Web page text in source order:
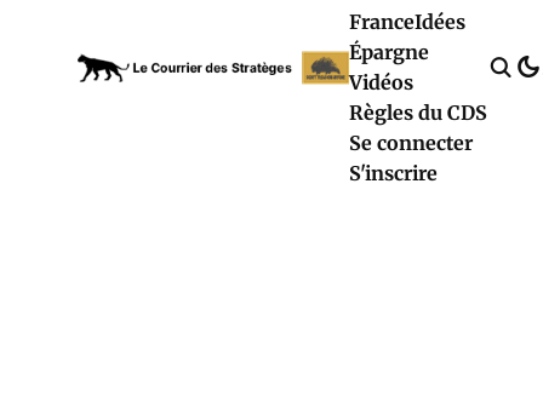
FranceIdées
Épargne
Vidéos
Règles du CDS
Se connecter
S'inscrire